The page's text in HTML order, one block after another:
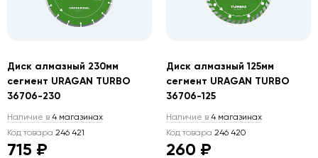
Диск алмазный 230мм
сегмент URAGAN TURBO
36706-230
Наличие в 4 магазинах
Код товара 246 421
715 ₽
Диск алмазный 125мм
сегмент URAGAN TURBO
36706-125
Наличие в 4 магазинах
Код товара 246 420
260 ₽